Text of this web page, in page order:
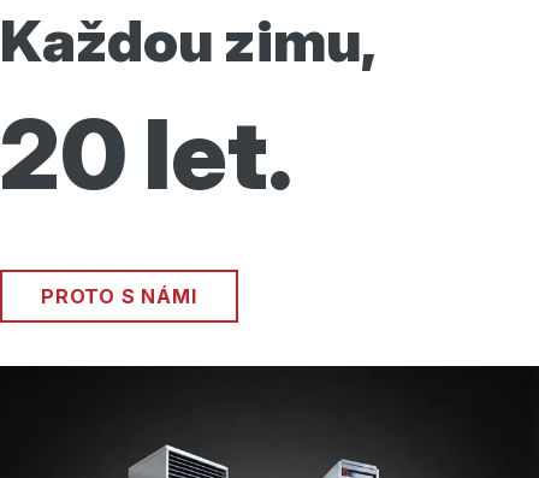
Každou zimu,
20 let.
PROTO S NÁMI